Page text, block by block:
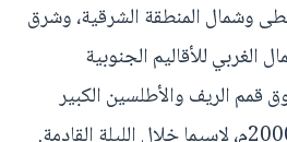
وشمال المنطقة الشرقية، وشرق
الغربي للأقاليم الجنوبية
قمم الريف والأطلسين الكبير